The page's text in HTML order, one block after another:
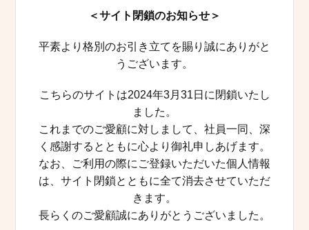
＜サイト閉鎖のお知らせ＞
平素より格別のお引き立てを賜り誠にありがと
うございます。
こちらのサイトは2024年3月31日に閉鎖いたし
ました。
これまでのご愛顧に対しまして、社員一同、深
く感謝するとともに心より御礼申しあげます。
なお、ご利用の際にご登録いただいた個人情報
は、サイト閉鎖とともに全て消去させていただ
きます。
長らくのご愛顧誠にありがとうございました。